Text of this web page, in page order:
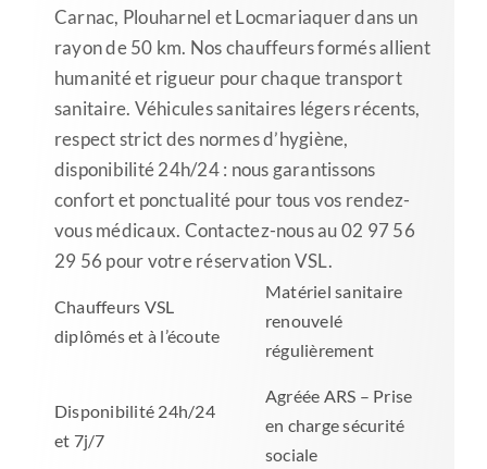
Carnac, Plouharnel et Locmariaquer dans un
rayon de 50 km. Nos chauffeurs formés allient
humanité et rigueur pour chaque transport
sanitaire. Véhicules sanitaires légers récents,
respect strict des normes d’hygiène,
disponibilité 24h/24 : nous garantissons
confort et ponctualité pour tous vos rendez-
vous médicaux. Contactez-nous au 02 97 56
29 56 pour votre réservation VSL.
Chauffeurs VSL
diplômés et à l’écoute
Matériel sanitaire
renouvelé
régulièrement
Disponibilité 24h/24
et 7j/7
Agréée ARS – Prise
en charge sécurité
sociale